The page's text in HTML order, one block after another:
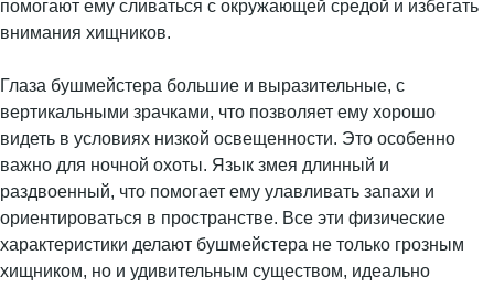
помогают ему сливаться с окружающей средой и избегать
внимания хищников.
Глаза бушмейстера большие и выразительные, с
вертикальными зрачками, что позволяет ему хорошо
видеть в условиях низкой освещенности. Это особенно
важно для ночной охоты. Язык змея длинный и
раздвоенный, что помогает ему улавливать запахи и
ориентироваться в пространстве. Все эти физические
характеристики делают бушмейстера не только грозным
хищником, но и удивительным существом, идеально